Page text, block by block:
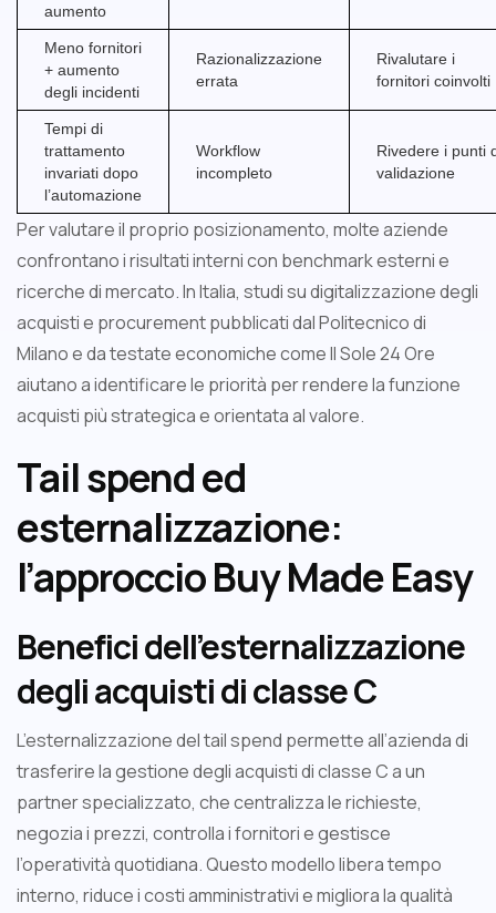
aumento
Meno fornitori
+ aumento
degli incidenti
Razionalizzazione
errata
Rivalutare i
fornitori coinvolti
Tempi di
trattamento
invariati dopo
l’automazione
Workflow
incompleto
Rivedere i punti
validazione
Per valutare il proprio posizionamento, molte aziende
confrontano i risultati interni con benchmark esterni e
ricerche di mercato. In Italia, studi su digitalizzazione degli
acquisti e procurement pubblicati dal Politecnico di
Milano e da testate economiche come Il Sole 24 Ore
aiutano a identificare le priorità per rendere la funzione
acquisti più strategica e orientata al valore.
Tail spend ed
esternalizzazione:
l’approccio Buy Made Easy
Benefici dell’esternalizzazione
degli acquisti di classe C
L’esternalizzazione del tail spend permette all’azienda di
trasferire la gestione degli acquisti di classe C a un
partner specializzato, che centralizza le richieste,
negozia i prezzi, controlla i fornitori e gestisce
l’operatività quotidiana. Questo modello libera tempo
interno, riduce i costi amministrativi e migliora la qualità